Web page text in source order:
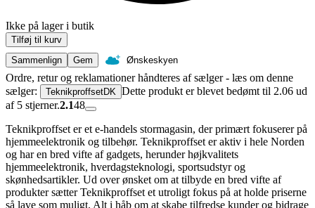
Ikke på lager i butik
Tilføj til kurv
Sammenlign
Gem Ønskeskyen
Ordre, retur og reklamationer håndteres af sælger - læs om denne
sælger:
TeknikproffsetDK Dette produkt er blevet bedømt til 2.06 ud
af 5 stjerner.2.148
Teknikproffset er et e-handels stormagasin, der primært fokuserer på
hjemmeelektronik og tilbehør. Teknikproffset er aktiv i hele Norden
og har en bred vifte af gadgets, herunder højkvalitets
hjemmeelektronik, hverdagsteknologi, sportsudstyr og
skønhedsartikler. Ud over ønsket om at tilbyde en bred vifte af
produkter sætter Teknikproffset et utroligt fokus på at holde priserne
så lave som muligt. Alt i håb om at skabe tilfredse kunder og bidrage